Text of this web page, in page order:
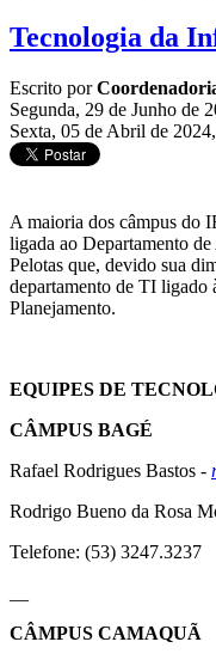
Tecnologia da
Escrito por
Segunda, 29 de Junho de
Sexta, 05 de Abril de
A maioria dos câmpus do
ligada ao Departamento
Pelotas que, devido sua
departamento de TI ligado
Planejamento.
EQUIPES DE
CÂMPUS BAGÉ
Rafael Rodrigues Bastos -
Rodrigo Bueno da Rosa
Telefone: (53) 3247.3237
CÂMPUS CAMAQUÃ